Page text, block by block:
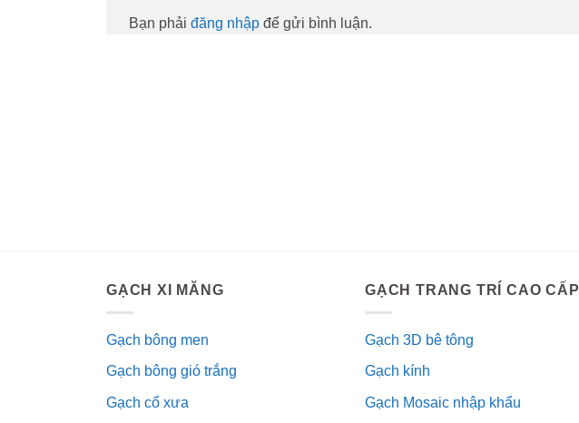
Bạn phải đăng nhập để gửi bình luận.
GẠCH XI MĂNG
Gạch bông men
Gạch bông gió trắng
Gạch cổ xưa
GẠCH TRANG TRÍ CAO CẤP
Gạch 3D bê tông
Gạch kính
Gạch Mosaic nhập khẩu